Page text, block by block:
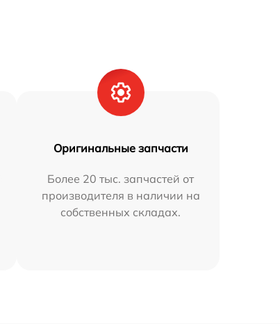
Оригинальные запчасти
Более 20 тыс. запчастей от
производителя в наличии на
собственных складах.